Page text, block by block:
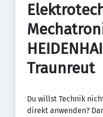
Traunreut
Du willst Technik
direkt anwenden?